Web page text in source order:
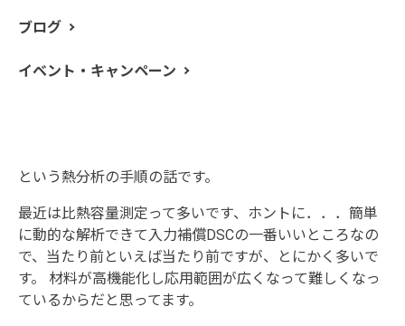
ブログ
イベント・キャンペーン
あります。熱分析の公定法について知りたかったら参加
という熱分析の手順の話です。
最近は比熱容量測定って多いです、ホントに．．．簡単
に動的な解析できて入力補償DSCの一番いいところなの
で、当たり前といえば当たり前ですが、とにかく多いで
す。 材料が高機能化し応用範囲が広くなって難しくなっ
ているからだと思ってます。